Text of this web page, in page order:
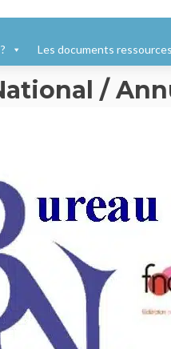
Les documents
/